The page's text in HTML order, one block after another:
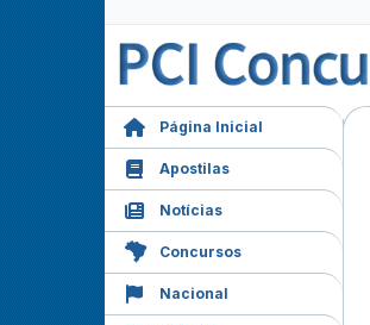
Página Inicial
Apostilas
Notícias
Concursos
Nacional